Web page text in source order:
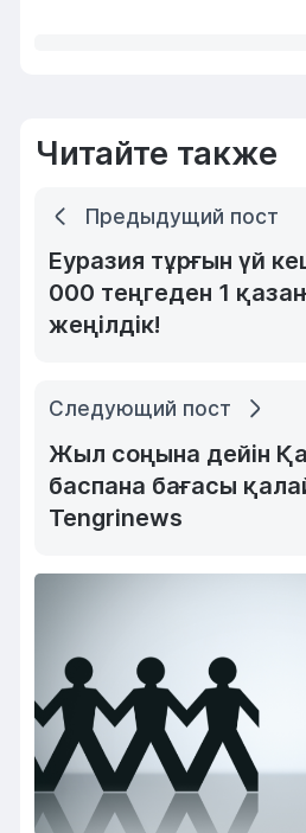
Читайте также
Предыдущий пост
Еуразия тұрғын үй
000 теңгеден 1
жеңілдік!
Следующий пост
Жыл соңына дейін
баспана бағасы
Tengrinews